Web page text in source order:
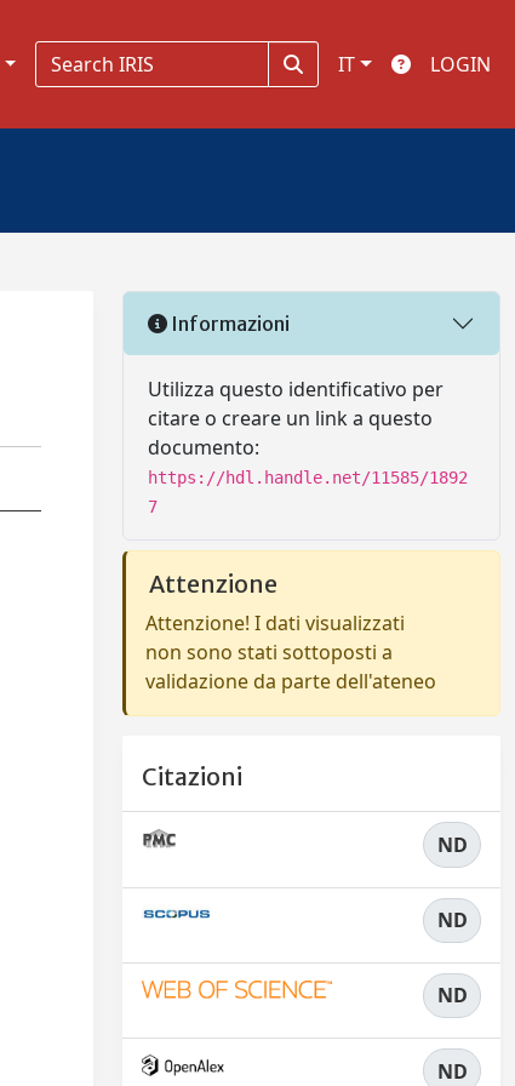
IT LOGIN
Informazioni
Utilizza questo identificativo per
citare o creare un link a questo
documento:
https://hdl.handle.net/11585/1892
7
Attenzione
Attenzione! I dati visualizzati
non sono stati sottoposti a
validazione da parte dell'ateneo
Citazioni
ND
ND
ND
ND